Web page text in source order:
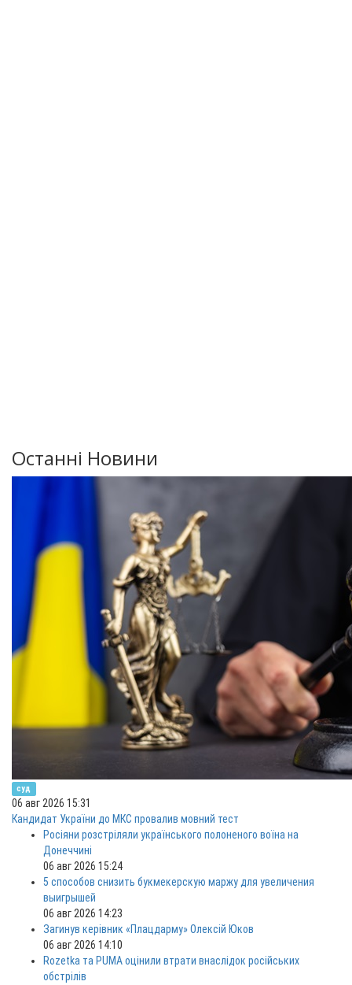
Останні Новини
суд
06 авг 2026 15:31
Кандидат України до МКС провалив мовний тест
Росіяни розстріляли українського полоненого воїна на
Донеччині
06 авг 2026 15:24
5 способов снизить букмекерскую маржу для увеличения
выигрышей
06 авг 2026 14:23
Загинув керівник «Плацдарму» Олексій Юков
06 авг 2026 14:10
Rozetka та PUMA оцінили втрати внаслідок російських
обстрілів